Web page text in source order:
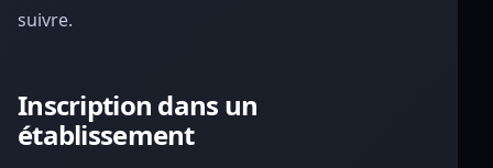
suivre.
Inscription dans un
établissement